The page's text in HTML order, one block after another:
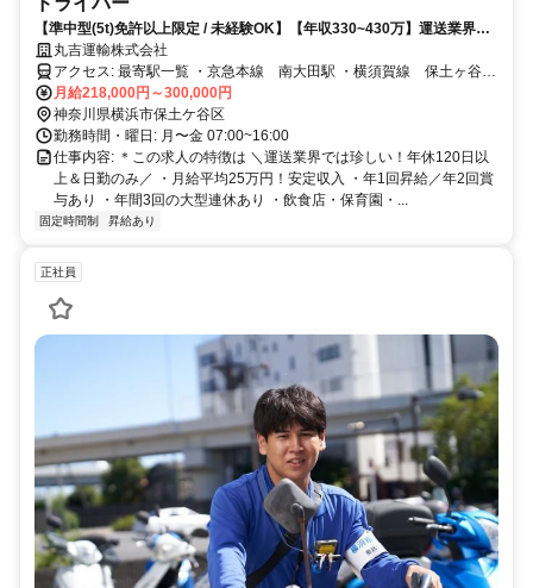
【準中型(5t)免許以上限定 / 未経験OK】【年収330~430万】運送業界の
常識を変える働き方、始めませんか？年間休日120日×土日休み×年3回大
型連休！
丸吉運輸株式会社
アクセス: 最寄駅一覧 ・京急本線 南大田駅 ・横須賀線 保土ヶ谷駅
・相鉄線 天王町駅
月給218,000円～300,000円
神奈川県横浜市保土ケ谷区
勤務時間・曜日: 月〜金 07:00~16:00
仕事内容: ＊この求人の特徴は ＼運送業界では珍しい！年休120日以
上＆日勤のみ／ ・月給平均25万円！安定収入 ・年1回昇給／年2回賞
与あり ・年間3回の大型連休あり ・飲食店・保育園・...
固定時間制 昇給あり
正社員